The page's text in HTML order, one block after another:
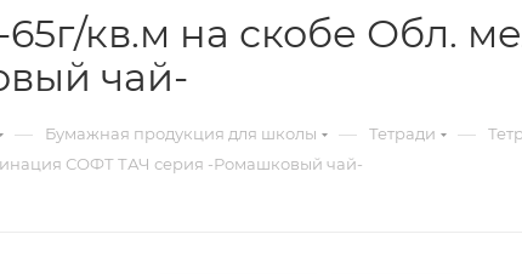
кв.м на скобе Обл.
чай-
— Бумажная продукция для школы — Тетради —
СОФТ ТАЧ серия -Ромашковый чай-